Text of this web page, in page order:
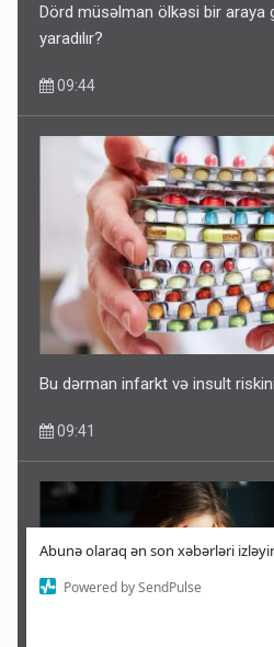
Abunə olaraq ən son xəbərləri
Powered by SendPulse
Dörd müsəlman ölkəsi bir araya
yaradılır?
09:44
Bu dərman infarkt və insult
09:41